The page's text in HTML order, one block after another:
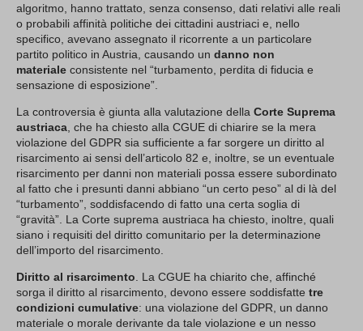
algoritmo, hanno trattato, senza consenso, dati relativi alle reali
o probabili affinità politiche dei cittadini austriaci e, nello
specifico, avevano assegnato il ricorrente a un particolare
partito politico in Austria, causando un danno non
materiale consistente nel “turbamento, perdita di fiducia e
sensazione di esposizione”.
La controversia è giunta alla valutazione della Corte Suprema
austriaca , che ha chiesto alla CGUE di chiarire se la mera
violazione del GDPR sia sufficiente a far sorgere un diritto al
risarcimento ai sensi dell’articolo 82 e, inoltre, se un eventuale
risarcimento per danni non materiali possa essere subordinato
al fatto che i presunti danni abbiano “un certo peso” al di là del
“turbamento”, soddisfacendo di fatto una certa soglia di
“gravità”. La Corte suprema austriaca ha chiesto, inoltre, quali
siano i requisiti del diritto comunitario per la determinazione
dell’importo del risarcimento.
Diritto al risarcimento. La CGUE ha chiarito che, affinché
sorga il diritto al risarcimento, devono essere soddisfatte tre
condizioni cumulative: una violazione del GDPR, un danno
materiale o morale derivante da tale violazione e un nesso